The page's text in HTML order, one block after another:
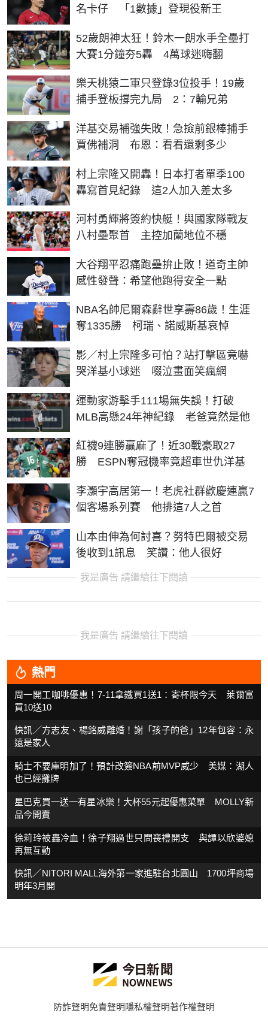
名卡仔 「1數據」登現役新王
52歲朗神太狂！鈴木一朗水手全壘打
大賽1分鐘夯5轟 4萬球迷嗨翻
樂天桃猿二軍只登錄3位投手！19歲
捕手登板撐完九局 2：7輸兄弟
洋基交易補強失敗！急撿前銀棒捕手
賈佛補洞 布恩：看看還剩多少
村上宗隆又開轟！日本打者單季100
轟寫首見紀錄 這2人加入差太多
河村勇輝將簽約快艇！與國家隊戰友
八村壘聚首 主控加蘭地位不穩
大谷翔平忍痛跑壘拚止敗！道奇主帥
感性發聲：希望他跑得安全一點
NBA名帥尼爾森辭世享壽86歲！生涯
奪1335勝 柯瑞、諾威斯基哀悼
影／村上宗隆多可怕？站打擊區竟嚇
哭洋基小球迷 啜泣畫面笑瘋網
運動家游擊手111場無失誤！打破
MLB高懸24年神紀錄 老爸竟然是他
紅襪9連勝贏麻了！近30戰豪取27
勝 ESPN奪冠機率竟超車世仇洋基
李灝宇高居第一！老虎社群歡慶連贏7
個客場系列賽 他排這7人之首
山本由伸為何討喜？努特巴爾被交易
後收到1訊息 笑讚：他人很好
我是廣告 請繼續往下閱讀
我是廣告 請繼續往下閱讀
熱門
周一開工咖啡優惠！7-11拿鐵買1送1：寄杯限今天 萊爾富
買10送10
快訊／方志友、楊銘威離婚！謝「孩子的爸」12年包容：永
遠是家人
騎士不要庫明加了！預計改簽NBA前MVP威少 美媒：湖人
也已經攤牌
星巴克買一送一有星冰樂！大杯55元起優惠菜單 MOLLY新
品今開賣
徐莉玲被轟冷血！徐子翔過世只問喪禮開支 與譚以欣婆媳
再無互動
快訊／NITORI MALL海外第一家進駐台北圓山 1700坪商場
明年3月開
防詐聲明免責聲明隱私權聲明著作權聲明